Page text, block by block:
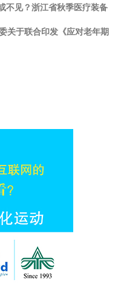
不见？浙江省秋季医疗装备
关于联合印发《应对老年期